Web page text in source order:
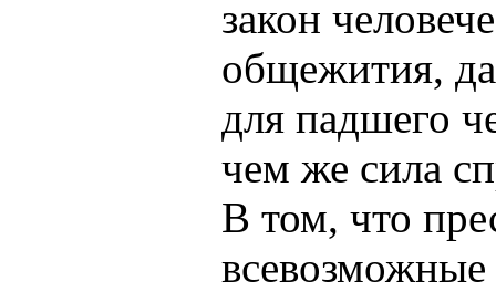
закон
общежития,
для падшего
чем же сила
В том, что
всевозможные